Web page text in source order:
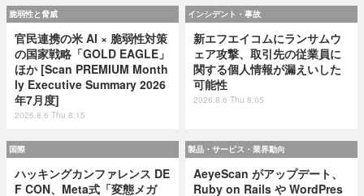
脆弱性と脅威
官民連携の米 AI × 脆弱性対策
の国家戦略「GOLD EAGLE」
ほか [Scan PREMIUM Month
ly Executive Summary 2026
年7月度]
2026.8.6 Thu 8:15
インシデント・事故
新エフエイコムにランサムウ
ェア攻撃、取引先の従業員に
関する個人情報が漏えいした
可能性
2026.8.6 Thu 8:05
国際
ハッキングカンファレンス DE
F CON、Meta式「変態メガ
製品・サービス・業界動向
AeyeScan がアップデート、
Ruby on Rails や WordPres